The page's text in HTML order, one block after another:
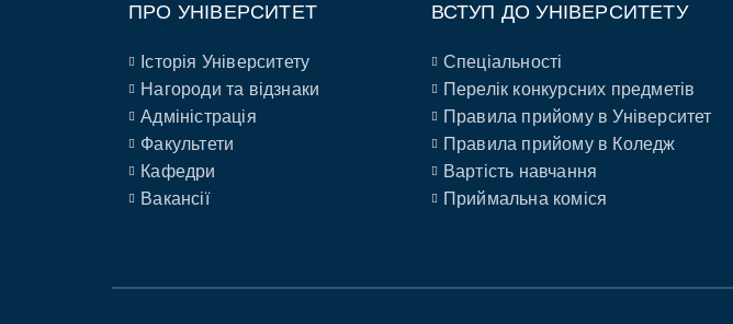
ПРО УНІВЕРСИТЕТ
Історія Університету
Нагороди та відзнаки
Адміністрація
Факультети
Кафедри
Вакансії
ВСТУП ДО УНІВЕРСИТЕТУ
Спеціальності
Перелік конкурсних предметів
Правила прийому в Університет
Правила прийому в Коледж
Вартість навчання
Приймальна коміся